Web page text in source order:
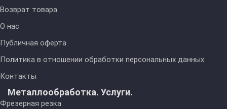
Возврат товара
О нас
Публичная оферта
Политика в отношении обработки персональных данных
Контакты
Металлообработка. Услуги.
Фрезерная резка